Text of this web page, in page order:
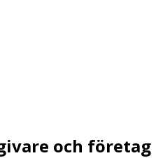
och företag